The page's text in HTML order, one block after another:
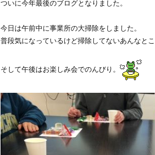
ついに今年最後のブログとなりました。
今日は午前中に事業所の大掃除をしました。
普段気になっているけど掃除してないあんなと
そして午後はお楽しみ会でのんびり。